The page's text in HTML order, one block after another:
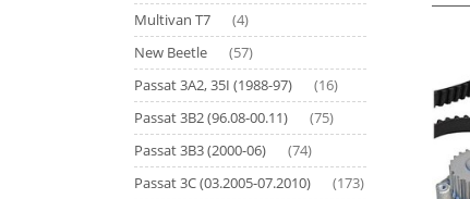
Multivan T7 (4)
New Beetle (57)
Passat 3A2, 35I (1988-97) (16)
Passat 3B2 (96.08-00.11) (75)
Passat 3B3 (2000-06) (74)
Passat 3C (03.2005-07.2010) (173)